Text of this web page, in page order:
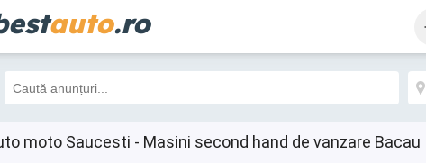
auto.ro
moto Saucesti - Masini second hand de vanzare Bacau
Filtre 3 Toate
1